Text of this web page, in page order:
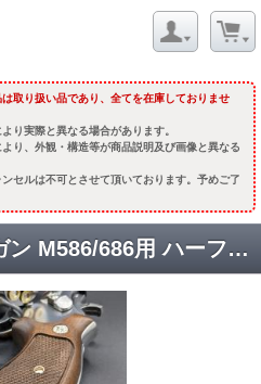
取り扱い品であり、全てを在庫しておりませ
り実際と異なる場合があります。
より、外観・構造等が商品説明及び画像と異なる
セルは不可とさせて頂いております。予めご了
木製グリップ モデルガン M586/686用 ハーフチェッカー [取寄]